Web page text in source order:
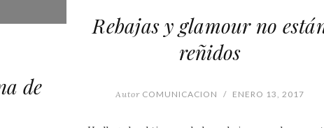
de
Rebajas y glamour no
reñidos
Autor COMUNICACION / ENERO 13, 2017